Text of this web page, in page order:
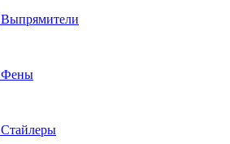
Выпрямители
Фены
Стайлеры